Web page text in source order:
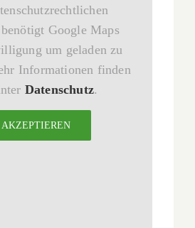
Google Maps
um geladen zu
Informationen finden
Datenschutz.
AKZEPTIEREN